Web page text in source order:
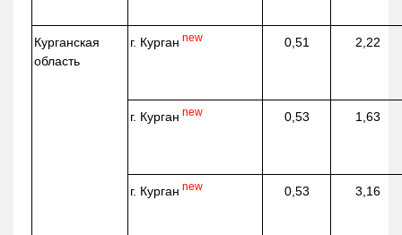
Курганская
область
г. Курган new 0,51 2,22
г. Курган new 0,53 1,63
г. Курган new 0,53 3,16